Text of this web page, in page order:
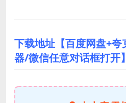
下载地址【百度网盘+
器/微信任意对话框打开】